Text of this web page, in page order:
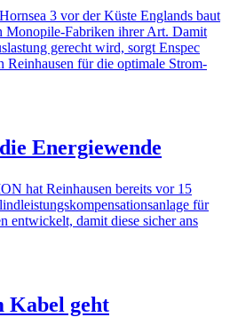
3 vor der Küste Englands baut
Mono­­­pile-Fabriken ihrer Art. Damit
gerecht wird, sorgt Enspec
Rein­hausen für die opti­male Strom­
Ener­gie­wende
hat Rein­hausen bereits vor 15
für
entwi­ckelt, damit diese sicher ans
Kabel geht